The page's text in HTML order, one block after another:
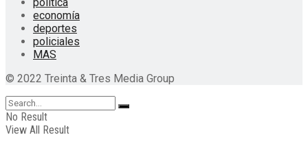
economía
deportes
policiales
MAS
© 2022 Treinta & Tres Media Group
No Result
View All Result